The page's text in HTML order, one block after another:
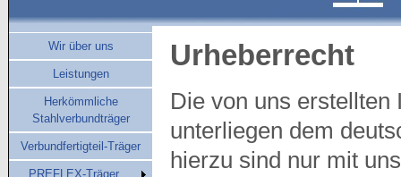
Wir über uns
Leistungen
Herkömmliche
Stahlverbundträger
Verbundfertigteil-Träger
PREFLEX-Träger
Urheberrecht
Die von uns erstellten
unterliegen dem
hierzu sind nur mit